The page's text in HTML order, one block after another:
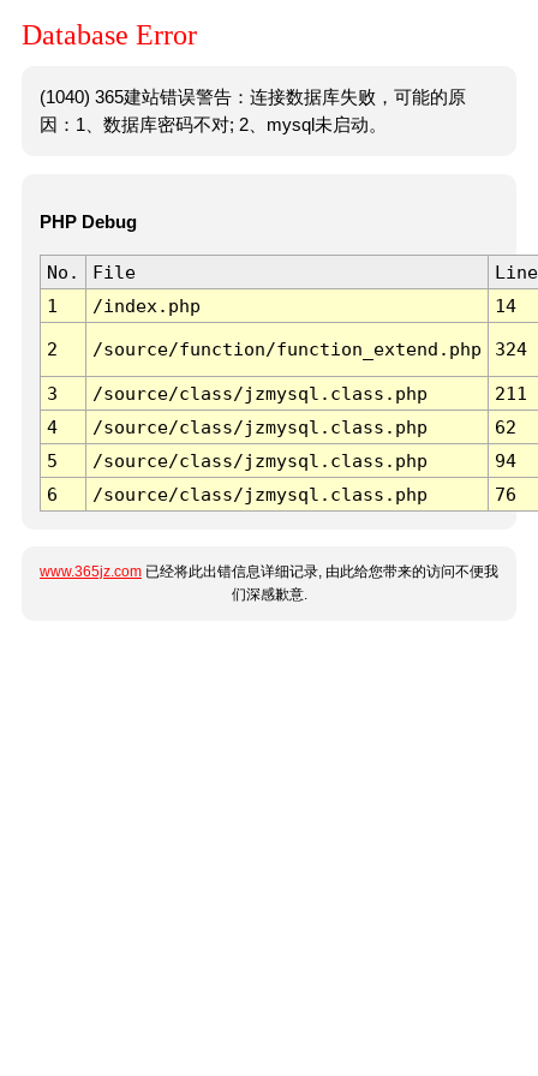
Database Error
(1040) 365建站错误警告：连接数据库失败，可能的原
因：1、数据库密码不对; 2、mysql未启动。
PHP Debug
No. File
Line
1
/index.php 14
2 /source/function/function_extend.php 324
3 /source/class/jzmysql.class.php
211
4
/source/class/jzmysql.class.php
62
5
/source/class/jzmysql.class.php
94
6
/source/class/jzmysql.class.php 76
www.365jz.com 已经将此出错信息详细记录, 由此给您带来的访问不便我
们深感歉意.